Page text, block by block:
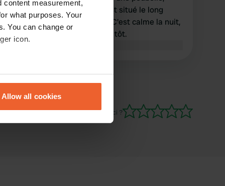
content measurement,
what purposes. Your
You can change or
icon.
meters
Allow all cookies
mais c'est tout. Le parking est situé le long
d'une route très fréquentée. C'est calme la nuit,
mais la circulation s'accélère tôt.
Es-tu déjà venu ici ?